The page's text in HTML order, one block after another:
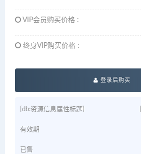
VIP会员购买价格 :
终身VIP购买价格 :
登录后购买
[db:资源信息属性标题]
有效期
已售